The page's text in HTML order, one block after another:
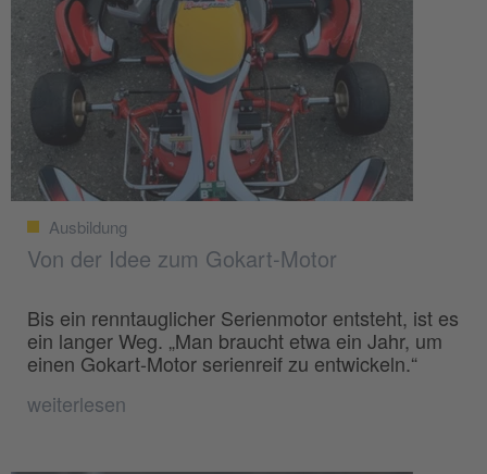
Ausbildung
Von der Idee zum Gokart-Motor
Bis ein renntauglicher Serienmotor entsteht, ist es
ein langer Weg. „Man braucht etwa ein Jahr, um
einen Gokart-Motor serienreif zu entwickeln.“
weiterlesen